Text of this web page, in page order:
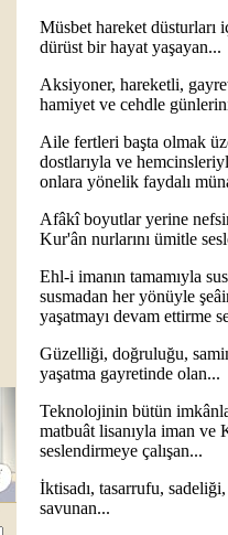
Müsbet hareket düsturları
dürüst bir hayat yaşayan...
Aksiyoner, hareketli,
hamiyet ve cehdle
Aile fertleri başta olmak
dostlarıyla ve
onlara yönelik faydalı
Afâkî boyutlar yerine
Kur'ân nurlarını ümitle
Ehl-i imanın tamamıyla
susmadan her yönüyle
yaşatmayı devam ettirme
Güzelliği, doğruluğu,
yaşatma gayretinde olan...
Teknolojinin bütün
matbuât lisanıyla iman ve
seslendirmeye çalışan...
İktisadı, tasarrufu,
savunan...